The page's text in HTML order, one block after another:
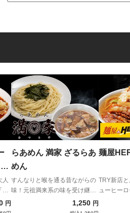
人
円
らあめん 満家 ざるらあ
めん
すんなりと喉を通る昔ながらの
味！元祖満来系の味を受け継い
だ伝統のらあめんが宅麺に初登
1,250 円
麺屋
TRY新店
ューヒー